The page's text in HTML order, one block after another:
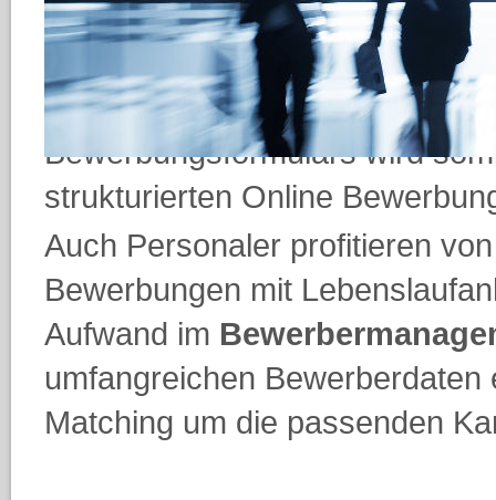
nächsten Schritt direkt in das
Anschluss kann der
Ergänzungen vornehmen. Die
Bewerbungsformulars wird
strukturierten Online
Auch Personaler profitieren
Bewerbungen mit
Aufwand im
umfangreichen
Matching um die passenden